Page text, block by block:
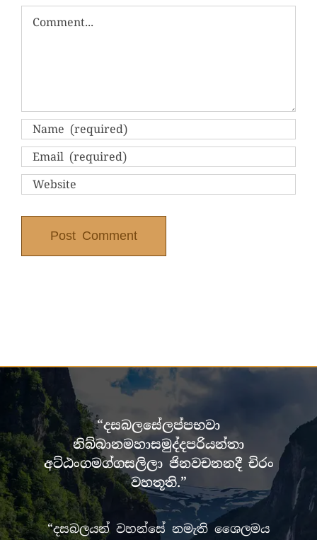
Comment
“දසබලසේලප්පභවා
නිබ්බානමහාසමුද්දපරියන්තා
අට්ඨංගමග්ගසලිලා ජිනවචනනදී චිරං
වහතූති.”
“දසබලයන් වහන්සේ නමැති ශෛලමය